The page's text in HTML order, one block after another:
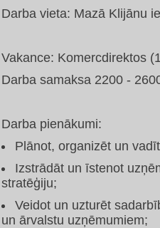
Darba vieta: Mazā Klijānu
Vakance: Komercdirektos
Darba samaksa 2200 -
Darba pienākumi:
Plānot, organizēt un
Izstrādāt un īstenot
stratēģiju;
Veidot un uzturēt
un ārvalstu uzņēmumiem;